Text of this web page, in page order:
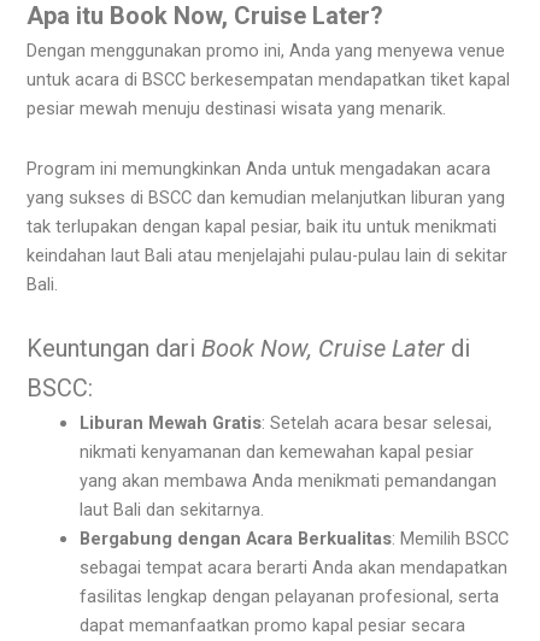
Apa itu Book Now, Cruise Later?
Dengan menggunakan promo ini, Anda yang menyewa venue
untuk acara di BSCC berkesempatan mendapatkan tiket kapal
pesiar mewah menuju destinasi wisata yang menarik.
Program ini memungkinkan Anda untuk mengadakan acara
yang sukses di BSCC dan kemudian melanjutkan liburan yang
tak terlupakan dengan kapal pesiar, baik itu untuk menikmati
keindahan laut Bali atau menjelajahi pulau-pulau lain di sekitar
Bali.
Keuntungan dariBook Now, Cruise Later di
BSCC:
Liburan Mewah Gratis: Setelah acara besar selesai,
nikmati kenyamanan dan kemewahan kapal pesiar
yang akan membawa Anda menikmati pemandangan
laut Bali dan sekitarnya.
Bergabung dengan Acara Berkualitas: Memilih BSCC
sebagai tempat acara berarti Anda akan mendapatkan
fasilitas lengkap dengan pelayanan profesional, serta
dapat memanfaatkan promo kapal pesiar secara